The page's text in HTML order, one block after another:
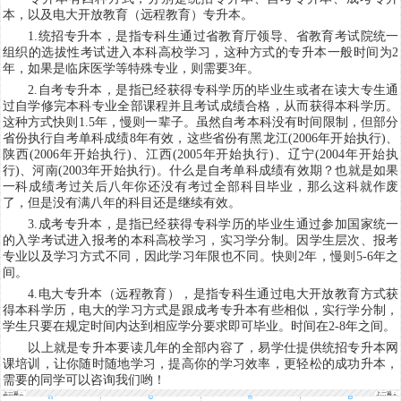
本，以及电大开放教育（远程教育）专升本。
1.统招专升本，是指专科生通过省教育厅领导、省教育考试院统一
组织的选拔性考试进入本科高校学习，这种方式的专升本一般时间为2
年，如果是临床医学等特殊专业，则需要3年。
2.自考专升本，是指已经获得专科学历的毕业生或者在读大专生通
过自学修完本科专业全部课程并且考试成绩合格，从而获得本科学历。
这种方式快则1.5年，慢则一辈子。虽然自考本科没有时间限制，但部分
省份执行自考单科成绩8年有效，这些省份有黑龙江(2006年开始执行)、
陕西(2006年开始执行)、江西(2005年开始执行)、辽宁(2004年开始执
行)、河南(2003年开始执行)。什么是自考单科成绩有效期？也就是如果
一科成绩考过关后八年你还没有考过全部科目毕业，那么这科就作废
了，但是没有满八年的科目还是继续有效。
3.成考专升本，是指已经获得专科学历的毕业生通过参加国家统一
的入学考试进入报考的本科高校学习，实习学分制。因学生层次、报考
专业以及学习方式不同，因此学习年限也不同。快则2年，慢则5-6年之
间。
4.电大专升本（远程教育），是指专科生通过电大开放教育方式获
得本科学历，电大的学习方式是跟成考专升本有些相似，实行学分制，
学生只要在规定时间内达到相应学分要求即可毕业。时间在2-8年之间。
以上就是专升本要读几年的全部内容了，易学仕提供统招专升本网
课培训，让你随时随地学习，提高你的学习效率，更轻松的成功升本，
需要的同学可以咨询我们哟！
上一篇：
根据历年
下一篇：
2021河北